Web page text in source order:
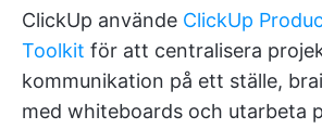
ClickUp använde ClickUp
Toolkit för att centralisera
kommunikation på ett ställe,
med whiteboards och utarbeta